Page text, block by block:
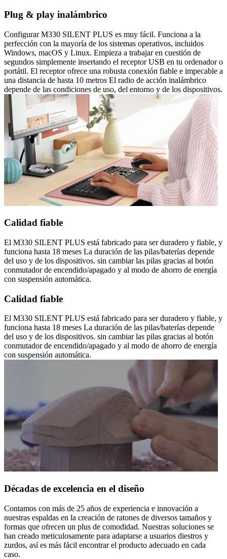
Plug & play inalámbrico
Configurar M330 SILENT PLUS es muy fácil. Funciona a la
perfección con la mayoría de los sistemas operativos, incluidos
Windows, macOS y Linux. Empieza a trabajar en cuestión de
segundos simplemente insertando el receptor USB en tu ordenador o
portátil. El receptor ofrece una robusta conexión fiable e impecable a
una distancia de hasta 10 metros El radio de acción inalámbrico
depende de las condiciones de uso, del entorno y de los dispositivos.
Calidad fiable
El M330 SILENT PLUS está fabricado para ser duradero y fiable, y
funciona hasta 18 meses La duración de las pilas/baterías depende
del uso y de los dispositivos. sin cambiar las pilas gracias al botón
conmutador de encendido/apagado y al modo de ahorro de energía
con suspensión automática.
Calidad fiable
El M330 SILENT PLUS está fabricado para ser duradero y fiable, y
funciona hasta 18 meses La duración de las pilas/baterías depende
del uso y de los dispositivos. sin cambiar las pilas gracias al botón
conmutador de encendido/apagado y al modo de ahorro de energía
con suspensión automática.
Décadas de excelencia en el diseño
Contamos con más de 25 años de experiencia e innovación a
nuestras espaldas en la creación de ratones de diversos tamaños y
formas que ofrecen un plus de comodidad. Nuestras soluciones se
han creado meticulosamente para adaptarse a usuarios diestros y
zurdos, así es más fácil encontrar el producto adecuado en cada
caso.